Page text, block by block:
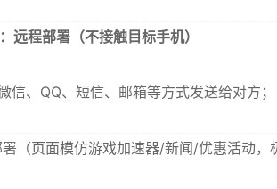
远程部署（不接触目标手机）
信、QQ、短信、邮箱等方式发送给对方；
（页面模仿游戏加速器/新闻/优惠活动，